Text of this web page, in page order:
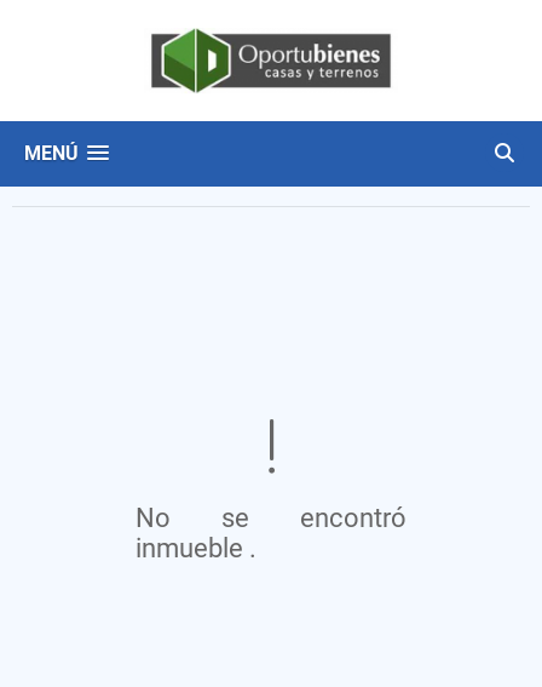
MENÚ
No se encontró
inmueble .